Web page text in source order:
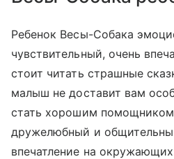
Ребенок Весы-Собака
чувствительный, очень
стоит читать страшные
малыш не доставит вам
стать хорошим
дружелюбный и
впечатление на